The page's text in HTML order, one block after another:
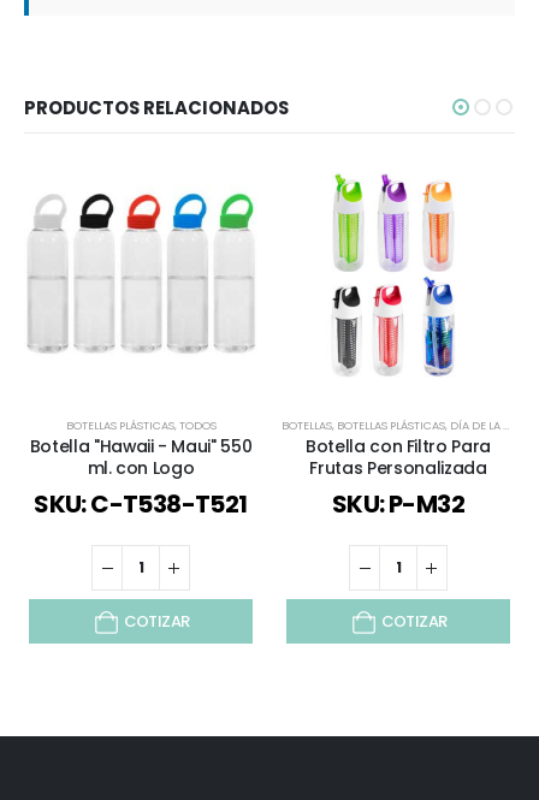
PRODUCTOS RELACIONADOS
BOTELLAS PLÁSTICAS,TODOS
Botella "Hawaii - Maui" 550
ml. con Logo
SKU: C-T538-T521
COTIZAR
BOTELLAS, BOTELLAS PLÁSTICAS, DÍA DE LA MADRE
Botella con Filtro Para
Frutas Personalizada
SKU: P-M32
COTIZAR